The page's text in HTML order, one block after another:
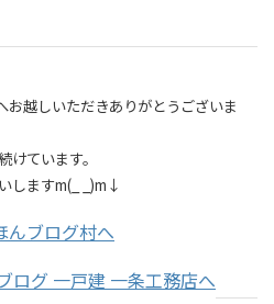
お越しいただきありがとうございま
けています。
しますm(_ _)m↓